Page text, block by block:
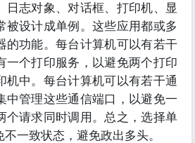
日志对象、对话框、打印机、显
被设计成单例。这些应用都或多
的功能。每台计算机可以有若干
一个打印服务，以避免两个打印
机中。每台计算机可以有若干通
中管理这些通信端口，以避免一
个请求同时调用。总之，选择单
一致状态，避免政出多头。